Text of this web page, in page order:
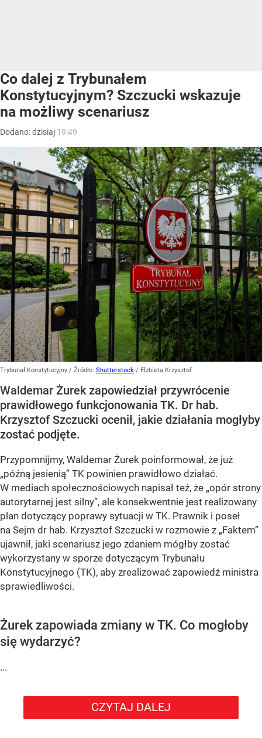
Co dalej z Trybunałem
Konstytucyjnym? Szczucki wskazuje
na możliwy scenariusz
Dodano:dzisiaj 19:49
Trybunał Konstytucyjny / Źródło: Shutterstock / Elzbieta Krzysztof
Waldemar Żurek zapowiedział przywrócenie
prawidłowego funkcjonowania TK. Dr hab.
Krzysztof Szczucki ocenił, jakie działania mogłyby
zostać podjęte.
Przypomnijmy, Waldemar Żurek poinformował, że już
„późną jesienią” TK powinien prawidłowo działać.
W mediach społecznościowych napisał też, że „opór strony
autorytarnej jest silny”, ale konsekwentnie jest realizowany
plan dotyczący poprawy sytuacji w TK. Prawnik i poseł
na Sejm dr hab. Krzysztof Szczucki w rozmowie z „Faktem”
ujawnił, jaki scenariusz jego zdaniem mógłby zostać
wykorzystany w sporze dotyczącym Trybunału
Konstytucyjnego (TK), aby zrealizować zapowiedź ministra
sprawiedliwości.
Żurek zapowiada zmiany w TK. Co mogłoby
się wydarzyć?
...
CZYTAJ DALEJ